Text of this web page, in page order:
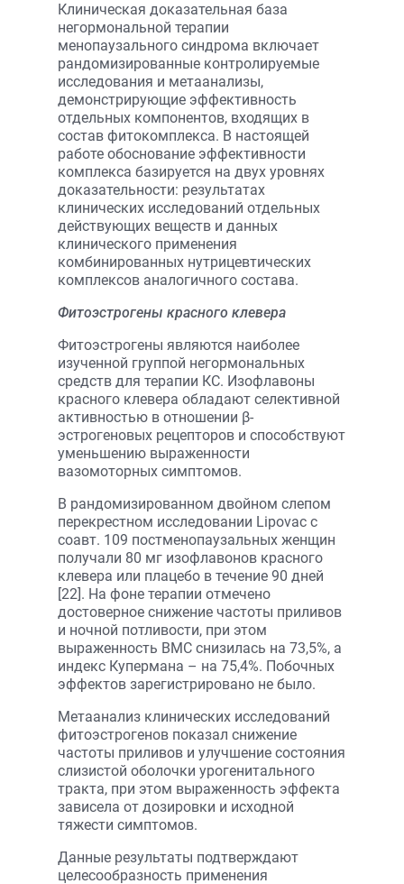
Клиническая доказательная база
негормональной терапии
менопаузального синдрома включает
рандомизированные контролируемые
исследования и метаанализы,
демонстрирующие эффективность
отдельных компонентов, входящих в
состав фитокомплекса. В настоящей
работе обоснование эффективности
комплекса базируется на двух уровнях
доказательности: результатах
клинических исследований отдельных
действующих веществ и данных
клинического применения
комбинированных нутрицевтических
комплексов аналогичного состава.
Фитоэстрогены красного клевера
Фитоэстрогены являются наиболее
изученной группой негормональных
средств для терапии КС. Изофлавоны
красного клевера обладают селективной
активностью в отношении β-
эстрогеновых рецепторов и способствуют
уменьшению выраженности
вазомоторных симптомов.
В рандомизированном двойном слепом
перекрестном исследовании Lipovac с
соавт. 109 постменопаузальных женщин
получали 80 мг изофлавонов красного
клевера или плацебо в течение 90 дней
[22]. На фоне терапии отмечено
достоверное снижение частоты приливов
и ночной потливости, при этом
выраженность ВМС снизилась на 73,5%, а
индекс Купермана – на 75,4%. Побочных
эффектов зарегистрировано не было.
Метаанализ клинических исследований
фитоэстрогенов показал снижение
частоты приливов и улучшение состояния
слизистой оболочки урогенитального
тракта, при этом выраженность эффекта
зависела от дозировки и исходной
тяжести симптомов.
Данные результаты подтверждают
целесообразность применения